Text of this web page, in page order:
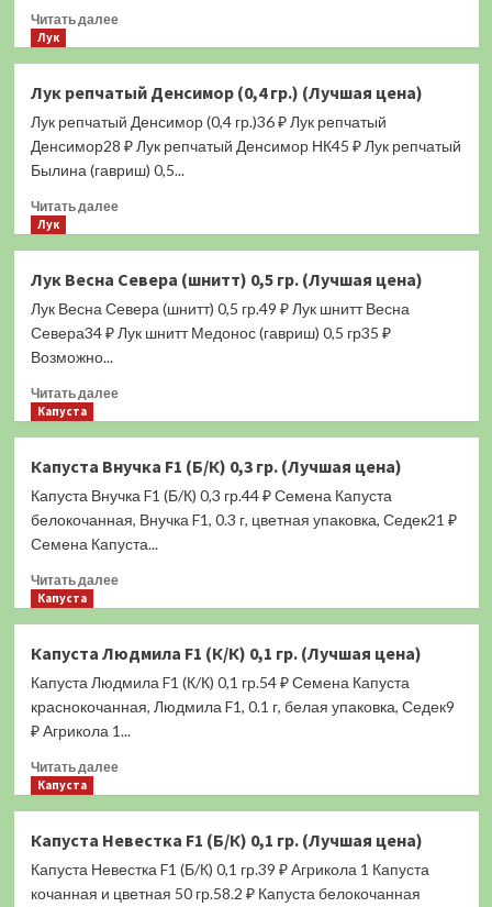
(мизуна,
горчица)
(Лучшая
цена)
Читать далееПрочитать
репчатый
Касатик
(1
(Лучшая
цена)
Лук
Лук репчатый Денсимор (0,4 гр.) (Лучшая цена)
Лук репчатый Денсимор (0,4 гр.)36 ₽ Лук репчатый
Денсимор28 ₽ Лук репчатый Денсимор НК45 ₽ Лук репчатый
Былина (гавриш) 0,5...
Читать далееПрочитать
репчатый
Денсимор
(0,4
цена)
Лук
Лук Весна Севера (шнитт) 0,5 гр. (Лучшая цена)
Лук Весна Севера (шнитт) 0,5 гр.49 ₽ Лук шнитт Весна
Севера34 ₽ Лук шнитт Медонос (гавриш) 0,5 гр35 ₽
Возможно...
Читать далееПрочитать
Весна
Севера
(шнитт)
гр.
(Лучшая
Капуста
Капуста Внучка F1 (Б/К) 0,3 гр. (Лучшая цена)
Капуста Внучка F1 (Б/К) 0,3 гр.44 ₽ Семена Капуста
белокочанная, Внучка F1, 0.3 г, цветная упаковка, Седек21 ₽
Семена Капуста...
Читать далееПрочитать
Внучка
F1
(Б/
К)
гр.
Капуста
Капуста Людмила F1 (К/К) 0,1 гр. (Лучшая цена)
Капуста Людмила F1 (К/К) 0,1 гр.54 ₽ Семена Капуста
краснокочанная, Людмила F1, 0.1 г, белая упаковка, Седек9
₽ Агрикола 1...
Читать далееПрочитать
Людмила
F1
(К/
Капуста
Капуста Невестка F1 (Б/К) 0,1 гр. (Лучшая цена)
Капуста Невестка F1 (Б/К) 0,1 гр.39 ₽ Агрикола 1 Капуста
кочанная и цветная 50 гр.58.2 ₽ Капуста белокочанная